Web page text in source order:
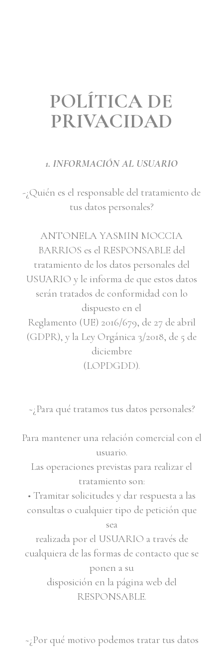
1. INFORMACIÓN AL USUARIO
-¿Quién es el responsable del tratamiento de
tus datos personales?
ANTONELA YASMIN MOCCIA
BARRIOS es el RESPONSABLE del
tratamiento de los datos personales del
USUARIO y le informa de que estos datos
serán tratados de conformidad con lo
dispuesto en el
Reglamento (UE) 2016/679, de 27 de abril
(GDPR), y la Ley Orgánica 3/2018, de 5 de
diciembre
(LOPDGDD).
~¿Para qué tratamos tus datos personales?
Para mantener una relación comercial con el
usuario.
Las operaciones previstas para realizar el
tratamiento son:
• Tramitar solicitudes y dar respuesta a las
consultas o cualquier tipo de petición que
sea
realizada por el USUARIO a través de
cualquiera de las formas de contacto que se
ponen a su
disposición en la página web del
RESPONSABLE.
~¿Por qué motivo podemos tratar tus datos
POLÍTICA DE
PRIVACIDAD